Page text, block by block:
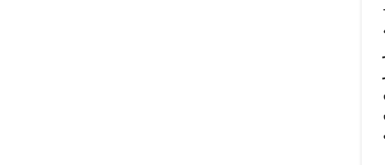
در قالب بسیج مردمی حشد­